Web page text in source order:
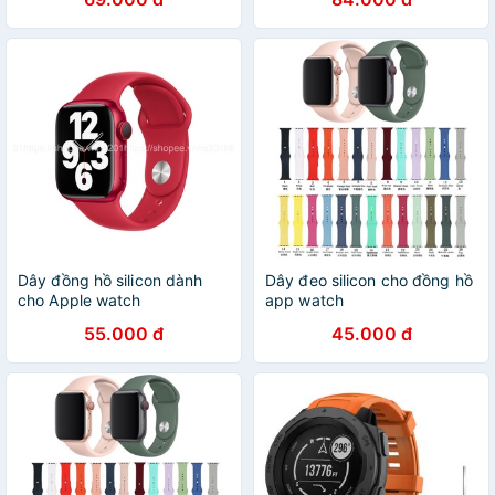
Dây đồng hồ silicon dành
cho Apple watch
55.000 đ
Dây đeo silicon cho đồng hồ
app watch
45.000 đ